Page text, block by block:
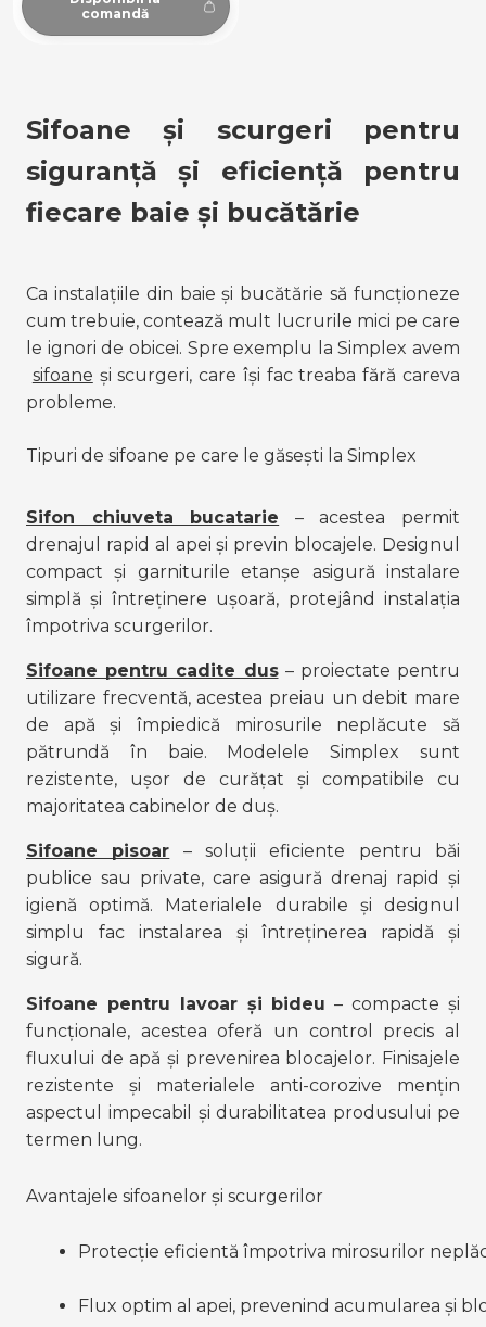
comandă
Sifoane și scurgeri pentru
siguranță și eficiență pentru
fiecare baie și bucătărie
Ca instalațiile din baie și bucătărie să funcționeze
cum trebuie, contează mult lucrurile mici pe care
le ignori de obicei. Spre exemplu la Simplex avem
sifoane și scurgeri, care își fac treaba fără careva
probleme.
Tipuri de sifoane pe care le găsești la Simplex
Sifon chiuveta bucatarie – acestea permit
drenajul rapid al apei și previn blocajele. Designul
compact și garniturile etanșe asigură instalare
simplă și întreținere ușoară, protejând instalația
împotriva scurgerilor.
Sifoane pentru cadite dus – proiectate pentru
utilizare frecventă, acestea preiau un debit mare
de apă și împiedică mirosurile neplăcute să
pătrundă în baie. Modelele Simplex sunt
rezistente, ușor de curățat și compatibile cu
majoritatea cabinelor de duș.
Sifoane pisoar – soluții eficiente pentru băi
publice sau private, care asigură drenaj rapid și
igienă optimă. Materialele durabile și designul
simplu fac instalarea și întreținerea rapidă și
sigură.
Sifoane pentru lavoar și bideu – compacte și
funcționale, acestea oferă un control precis al
fluxului de apă și prevenirea blocajelor. Finisajele
rezistente și materialele anti-corozive mențin
aspectul impecabil și durabilitatea produsului pe
termen lung.
Avantajele sifoanelor și scurgerilor
Protecție eficientă împotriva mirosurilor
Flux optim al apei, prevenind acumularea și